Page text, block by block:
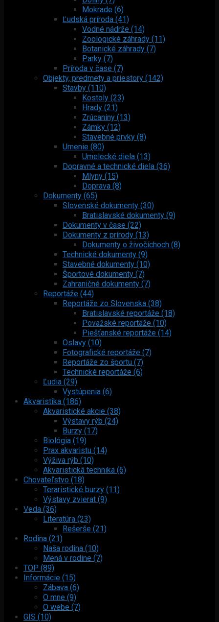
Mokrade (6)
Ľudská príroda (41)
Vodné nádrže (14)
Zoologické záhrady (11)
Botanické záhrady (7)
Parky (7)
Príroda v čase (7)
Objekty, predmety a priestory (142)
Stavby (110)
Kostoly (23)
Hrady (21)
Zrúcaniny (13)
Zámky (12)
Stavebné prvky (8)
Umenie (80)
Umelecké diela (13)
Dopravné a technické diela (36)
Mlyny (15)
Doprava (8)
Dokumenty (65)
Slovenské dokumenty (30)
Bratislavské dokumenty (9)
Dokumenty v čase (22)
Dokumenty z prírody (13)
Dokumenty o živočíchoch (8)
Technické dokumenty (9)
Stavebné dokumenty (10)
Športové dokumenty (7)
Zahraničné dokumenty (7)
Reportáže (44)
Reportáže zo Slovenska (38)
Bratislavské reportáže (18)
Považské reportáže (10)
Piešťanské reportáže (14)
Oslavy (10)
Fotografické reportáže (7)
Reportáže zo športu (7)
Technické reportáže (6)
Ľudia (29)
Vystúpenia (6)
Akvaristika (186)
Akvaristické akcie (38)
Výstavy rýb (24)
Burzy (17)
Biológia (19)
Prax akvaristu (14)
Výživa rýb (10)
Akvaristická technika (6)
Chovateľstvo (18)
Teraristické burzy (11)
Výstavy zvierat (9)
Veda (36)
Literatúra (23)
Rešerše (21)
Rodina (21)
Naša rodina (10)
Mená v rodine (7)
TOP (89)
Informácie (15)
Zábava (6)
O mne (9)
O webe (7)
GIS (10)